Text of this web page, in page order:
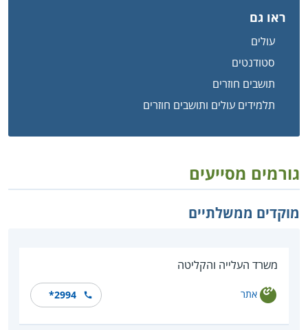
ראו גם
עולים
סטודנטים
תושבים חוזרים
תלמידים עולים ותושבים חוזרים
גורמים מסייעים
מוקדים ממשלתיים
משרד העלייה והקליטה
אתר *2994